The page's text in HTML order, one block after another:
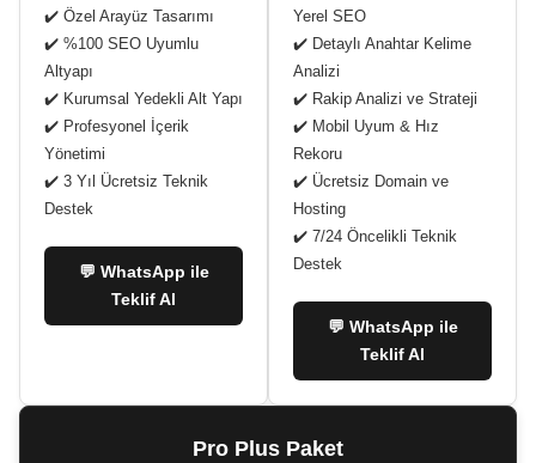
✔️ Özel Arayüz Tasarımı
✔️ %100 SEO Uyumlu
Altyapı
✔️ Kurumsal Yedekli Alt Yapı
✔️ Profesyonel İçerik
Yönetimi
✔️ 3 Yıl Ücretsiz Teknik
Destek
💬 WhatsApp ile
Teklif Al
Yerel SEO
✔️ Detaylı Anahtar Kelime
Analizi
✔️ Rakip Analizi ve Strateji
✔️ Mobil Uyum & Hız
Rekoru
✔️ Ücretsiz Domain ve
Hosting
✔️ 7/24 Öncelikli Teknik
Destek
💬 WhatsApp ile
Teklif Al
Pro Plus Paket